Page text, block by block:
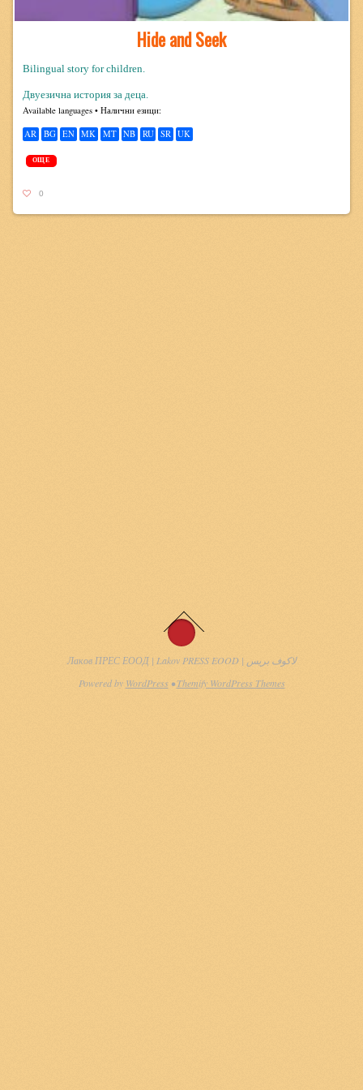
Hide and Seek
Bilingual story for children.
Двуезична история за деца.
Avail­able lan­guages • Налични езици:
AR BG EN MK MT NB RU SR UK
ОЩЕ
0